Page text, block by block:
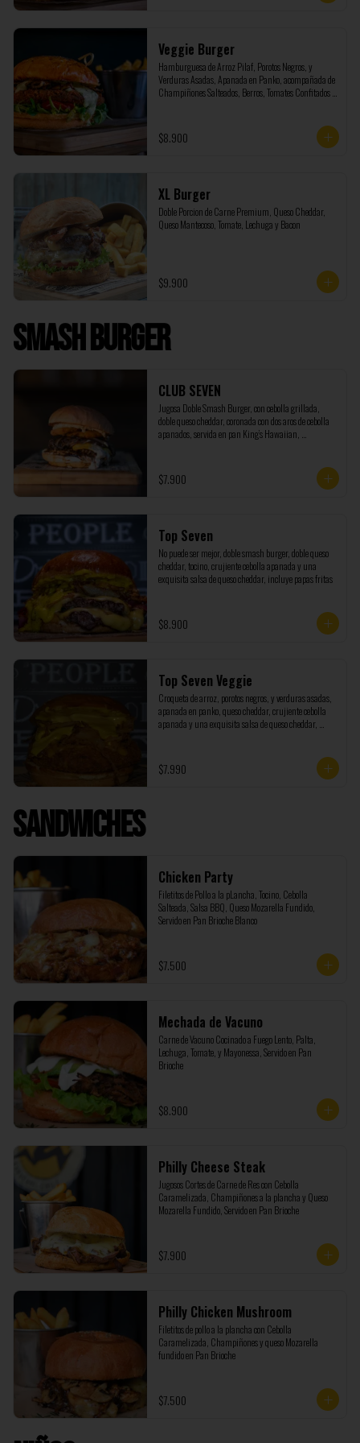
Veggie Burger
Hamburguesa de Arroz Pilaf, Porotos Negros, y
Verduras Asadas, Apanada en Panko, acompañada de
Champiñones Salteados, Berros, Tomates Confitados y
$8.900
XL Burger
Doble Porcion de Carne Premium, Queso Cheddar,
Queso Mantecoso, Tomate, Lechuga y Bacon
$9.900
Smash Burger
CLUB SEVEN
Jugosa Doble Smash Burger, con cebolla grillada,
doble queso cheddar, coronada con dos aros de cebolla
apanados, servida en pan King’s Hawaiian,
$7.900
Top Seven
No puede ser mejor, doble smash burger, doble queso
cheddar, tocino, crujiente cebolla apanada y una
exquisita salsa de queso cheddar, incluye papas fritas
$8.900
Top Seven Veggie
Croqueta de arroz, porotos negros, y verduras asadas,
apanada en panko, queso cheddar, crujiente cebolla
apanada y una exquisita salsa de queso cheddar,
$7.990
Sandwiches
Chicken Party
Filetitos de Pollo a la pLancha, Tocino, Cebolla
Salteada, Salsa BBQ, Queso Mozarella Fundido,
Servido en Pan Brioche Blanco
$7.500
Mechada de Vacuno
Carne de Vacuno Cocinado a Fuego Lento, Palta,
Lechuga, Tomate, y Mayonessa, Servido en Pan
Brioche
$8.900
Philly Cheese Steak
Jugosos Cortes de Carne de Res con Cebolla
Caramelizada, Champiñones a la plancha y Queso
Mozarella Fundido, Servido en Pan Brioche
$7.900
Philly Chicken Mushroom
Filetitos de pollo a la plancha con Cebolla
Caramelizada, Champiñones y queso Mozarella
fundido en Pan Brioche
$7.500